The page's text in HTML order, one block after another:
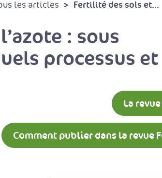
les articles Fertilité des sols et...
: sous
processus et
La
Comment publier dans la revue